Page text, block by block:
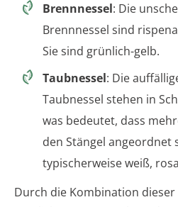
Brennnessel: Die
Brennnessel sind
Sie sind grünlich-gelb.
Taubnessel: Die
Taubnessel stehen in
was bedeutet, dass
den Stängel angeordnet
typischerweise weiß,
Durch die Kombination dieser